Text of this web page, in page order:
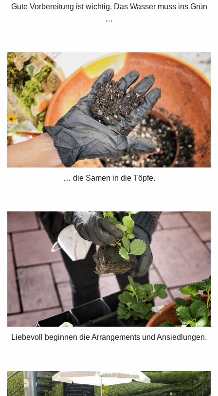
Gute Vorbereitung ist wichtig. Das Wasser muss ins Grün
…
… die Samen in die Töpfe.
Liebevoll beginnen die Arrangements und Ansiedlungen.